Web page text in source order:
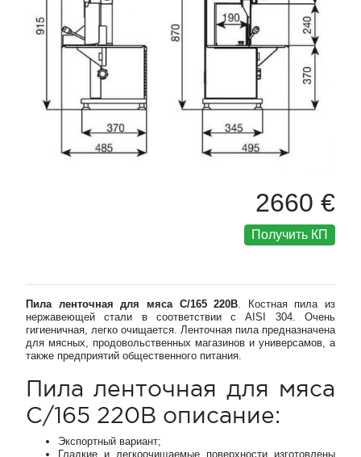
2660 €
Получить КП
Пила ленточная для мяса C/165 220В. Костная пила из
нержавеющей стали в соответствии с AISI 304. Очень
гигиеничная, легко очищается. Ленточная пила предназначена
для мясных, продовольственных магазинов и универсамов, а
также предприятий общественного питания.
Пила ленточная для мяса
C/165 220В описание:
Экспортный вариант;
Гладкие и легкоочищаемые поверхности изготовлены